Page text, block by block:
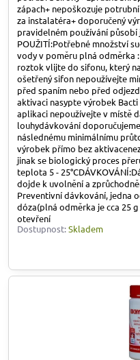
zápach+ nepoškozuje
za instalatéra+ doporučený
pravidelném používání působí
POUŽITÍ:Potřebné množství
vody v poměru plná odměrka
roztok vlijte do sifonu, který
ošetřený sifon nepoužívejte
před spaním nebo před
aktivaci nasypte výrobek
aplikaci nepoužívejte v místě
louhydávkování
následnému minimálnímu
výrobek přímo bez
jinak se biologický proces
teplota 5 -
dojde k uvolnění a
Preventivní dávkování, jedna
dóza(plná odměrka je cca 25
otevření
Dostupnost:Skladem